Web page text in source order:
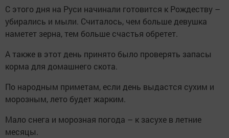
С этого дня на Руси начинали готовится к Рождеству –
убирались и мыли. Считалось, чем больше девушка
наметет зерна, тем больше счастья обретет.
А также в этот день принято было проверять запасы
корма для домашнего скота.
По народным приметам, если день выдастся сухим и
морозным, лето будет жарким.
Мало снега и морозная погода – к засухе в летние
месяцы.